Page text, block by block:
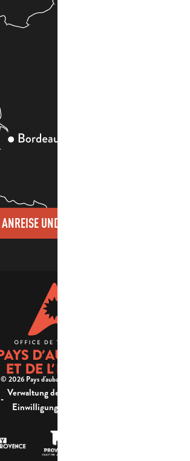
ANREISE UND KONTAKTE
© 2026 Pays d'aubagne et de l'étoile -
- Verwaltung der
Einwilligung